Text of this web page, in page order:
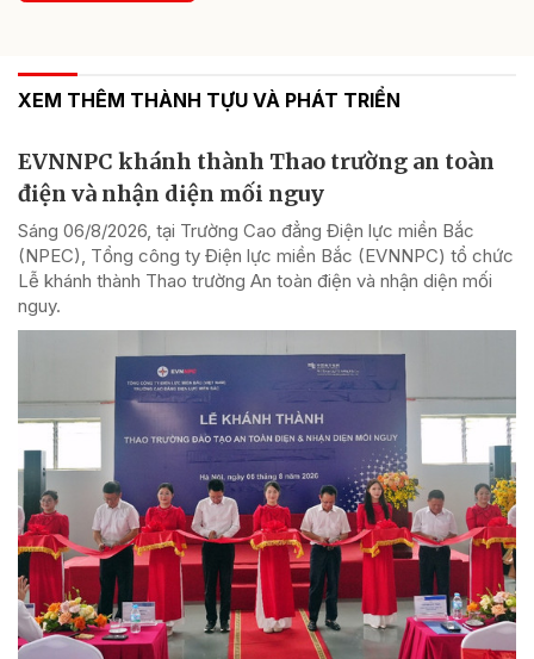
XEM THÊM THÀNH TỰU VÀ PHÁT TRIỂN
EVNNPC khánh thành Thao trường an toàn
điện và nhận diện mối nguy
Sáng 06/8/2026, tại Trường Cao đẳng Điện lực miền Bắc
(NPEC), Tổng công ty Điện lực miền Bắc (EVNNPC) tổ chức
Lễ khánh thành Thao trường An toàn điện và nhận diện mối
nguy.